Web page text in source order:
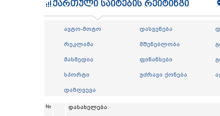
ქართული საიტების რეიტინგი
ავტო-მოტო დასვენება
რეკლამა მშენებლობა
მასმედია ფინანსები
სპორტი უძრავი ქონება
დაზღვევა
№ დასახელება